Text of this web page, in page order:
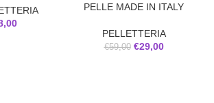
PELLE MADE IN ITALY
PELLETTERIA
€59,00 €29,00